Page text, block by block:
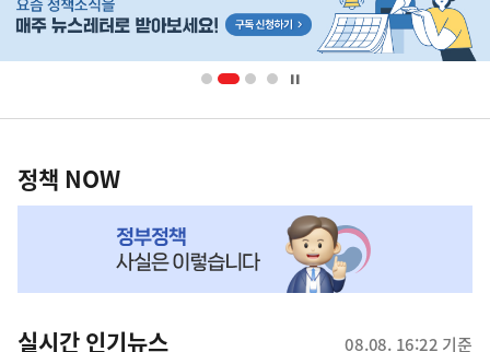
단
영
책
NOW,
뉴
정책 NOW
실시간 인기뉴스 08.08. 16:22 기준